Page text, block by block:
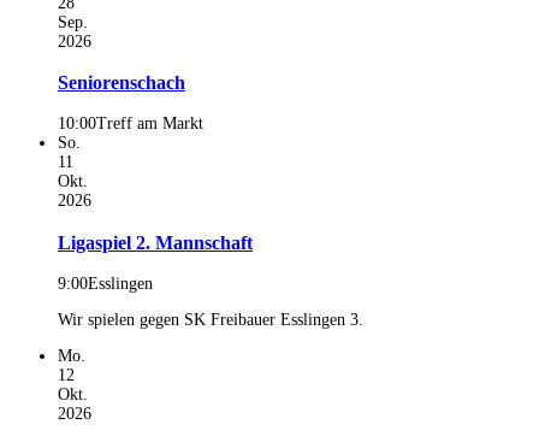
Sep.
2026
Seniorenschach
10:00Treff am Markt
So.
11
Okt.
2026
Ligaspiel 2. Mannschaft
9:00Esslingen
Wir spielen gegen SK Freibauer Esslingen 3.
Mo.
12
Okt.
2026